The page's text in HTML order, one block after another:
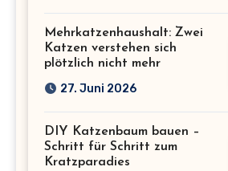
Mehrkatzenhaushalt: Zwei
Katzen verstehen sich
plötzlich nicht mehr
27. Juni 2026
DIY Katzenbaum bauen –
Schritt für Schritt zum
Kratzparadies